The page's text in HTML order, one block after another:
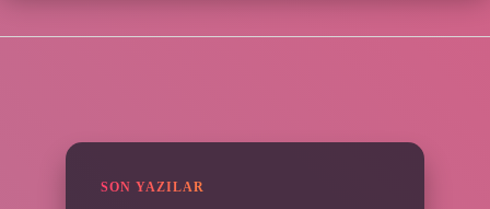
SON YAZILAR